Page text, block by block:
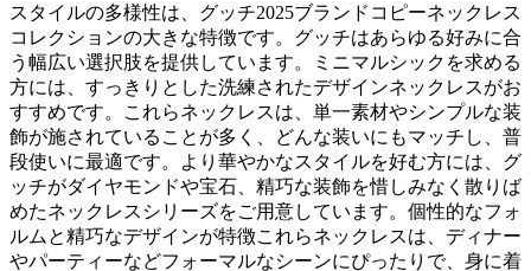
スタイルの多様性は、グッチ2025ブランドコピーネックレス
コレクションの大きな特徴です。グッチはあらゆる好みに合
う幅広い選択肢を提供しています。ミニマルシックを求める
方には、すっきりとした洗練されたデザインネックレスがお
すすめです。これらネックレスは、単一素材やシンプルな装
飾が施されていることが多く、どんな装いにもマッチし、普
段使いに最適です。より華やかなスタイルを好む方には、グ
ッチがダイヤモンドや宝石、精巧な装飾を惜しみなく散りば
めたネックレスシリーズをご用意しています。個性的なフォ
ルムと精巧なデザインが特徴これらネックレスは、ディナー
やパーティーなどフォーマルなシーンにぴったりで、身に着